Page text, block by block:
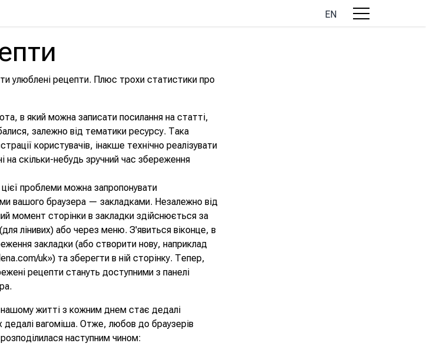
EN
улюблені рецепти. Плюс трохи статистики про
в який можна записати посилання на статті,
залежно від тематики ресурсу. Така
користувачів, інакше технічно реалізувати
скільки-небудь зручний час збереження
проблеми можна запропонувати
вашого браузера — закладками. Незалежно від
момент сторінки в закладки здійснюється за
лінивих) або через меню. З'явиться віконце, в
закладки (або створити нову, наприклад
uk») та зберегти в ній сторінку. Тепер,
рецепти стануть доступними з панелі
житті з кожним днем стає дедалі
вагоміша. Отже, любов до браузерів
наступним чином: